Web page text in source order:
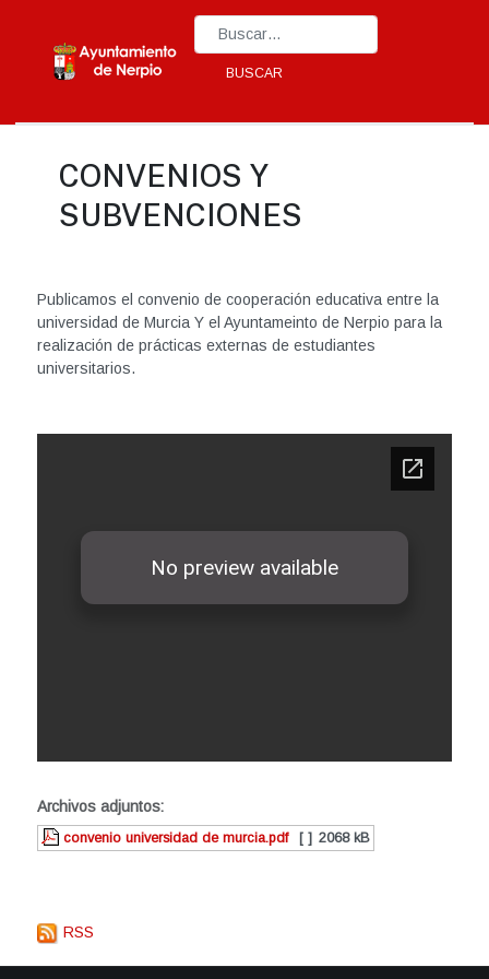
Type 2 or more characters for results.
BUSCAR
CONVENIOS Y
SUBVENCIONES
Publicamos el convenio de cooperación educativa entre la
universidad de Murcia Y el Ayuntameinto de Nerpio para la
realización de prácticas externas de estudiantes
universitarios.
Archivos adjuntos:
convenio universidad de murcia.pdf [ ] 2068 kB
RSS